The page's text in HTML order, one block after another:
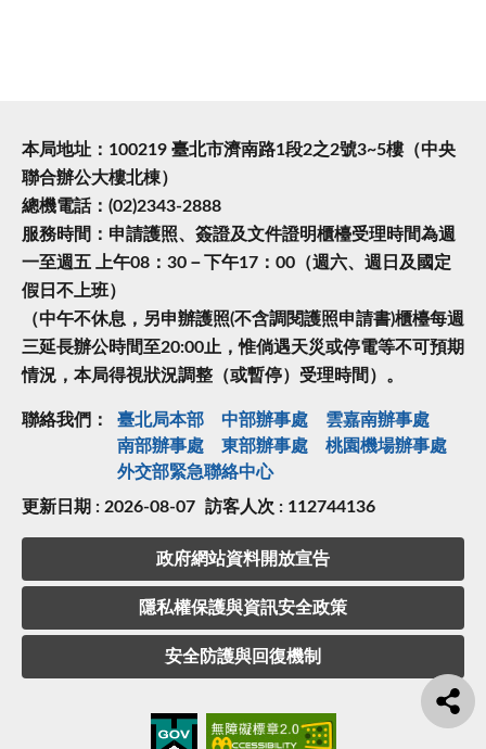
本局地址：100219 臺北市濟南路1段2之2號3~5樓（中央
聯合辦公大樓北棟）
總機電話：(02)2343-2888
服務時間：申請護照、簽證及文件證明櫃檯受理時間為週
一至週五 上午08：30－下午17：00（週六、週日及國定
假日不上班）
（中午不休息，另申辦護照(不含調閱護照申請書)櫃檯每週
三延長辦公時間至20:00止，惟倘遇天災或停電等不可預期
情況，本局得視狀況調整（或暫停）受理時間）。
聯絡我們： 臺北局本部 中部辦事處
雲嘉南辦事處
南部辦事處
東部辦事處
桃園機場辦事處
外交部緊急聯絡中⼼
更新日期 : 2026-08-07 訪客人次 : 112744136
政府網站資料開放宣告
隱私權保護與資訊安全政策
安全防護與回復機制